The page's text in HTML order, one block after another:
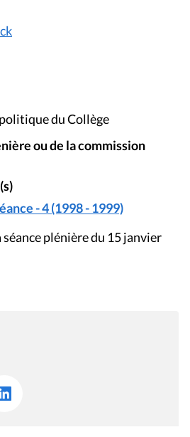
du Collège
ou de la commission
- 4 (1998 - 1999)
plénière du 15 janvier